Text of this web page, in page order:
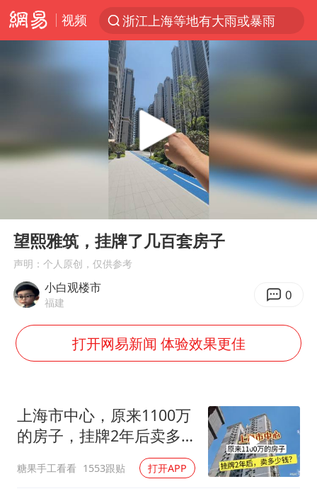
视频
浙江上海等地有大雨或暴雨
光影经济撬动暑期消费新蓝海
《欢迎来龙餐馆》口碑
情侣福建平潭拍日出时坠崖
“不怕六爷挂得多 就怕六爷挂一颗”
视频丨中国东方电气集团原党组副书记、董事宋致远被查
杭州全市有序停课
直击东北超：哈尔滨vs通辽
香港宏福苑火灾或由烟头引起
白海豚将正面袭击贯穿浙江
郑丽文：台湾从来没有“独立”过
酒店回应车内过夜被收150元
上半年国内手机销量TOP30出炉
梁家辉百花奖演讲落泪
Play
00:14
望熙雅筑，挂牌了几百套房子
声明：个人原创，仅供参考
小白观楼市
福建 0
打开网易新闻 体验效果更佳
上海市中心，原来1100万
的房子，挂牌2年后卖多
糖果手工看看 1553跟贴 打开APP